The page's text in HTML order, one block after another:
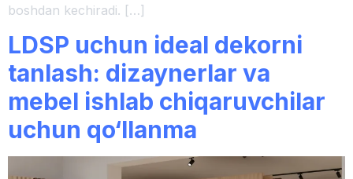
boshdan kechiradi. […]
LDSP uchun ideal dekorni
tanlash: dizaynerlar va
mebel ishlab chiqaruvchilar
uchun qo‘llanma